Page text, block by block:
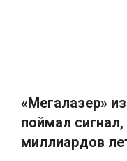
«Мегалазер»
поймал
миллиардов